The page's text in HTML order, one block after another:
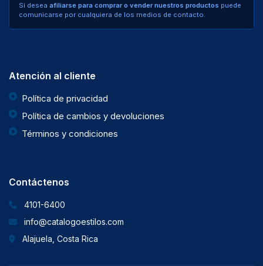
Si desea afiliarse para comprar o vender nuestros productos puede
comunicarse por cualquiera de los medios de contacto.
Atención al cliente
Política de privacidad
Política de cambios y devoluciones
Términos y condiciones
Contáctenos
4101-6400
info@catalogoestilos.com
Alajuela, Costa Rica